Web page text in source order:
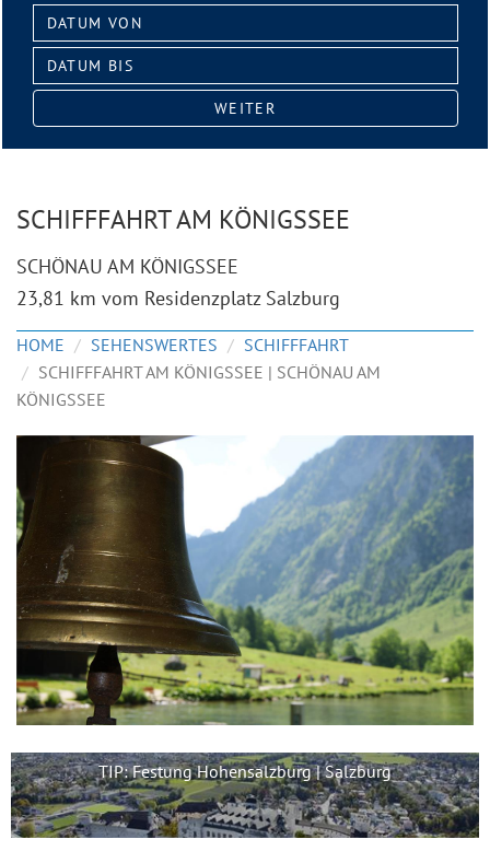
Datum
von:
Datum
bis:
WEITER
SCHIFFFAHRT AM KÖNIGSSEE
SCHÖNAU AM KÖNIGSSEE
23,81 km vom Residenzplatz Salzburg
HOME SEHENSWERTES
SCHIFFFAHRT
SCHIFFFAHRT AM KÖNIGSSEE | SCHÖNAU AM
KÖNIGSSEE
TIP: Festung Hohensalzburg | Salzburg